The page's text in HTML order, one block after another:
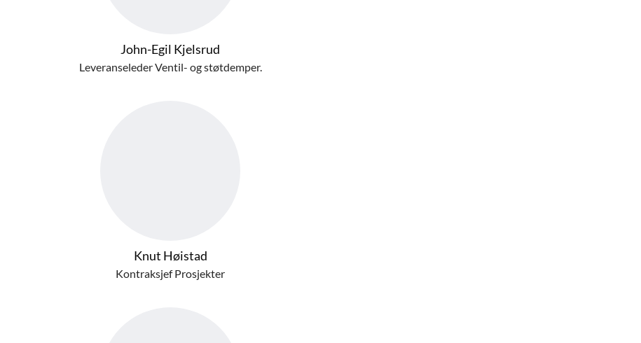
John-Egil Kjelsrud
Leveranseleder Ventil- og støtdemper.
Knut Høistad
Kontraksjef Prosjekter